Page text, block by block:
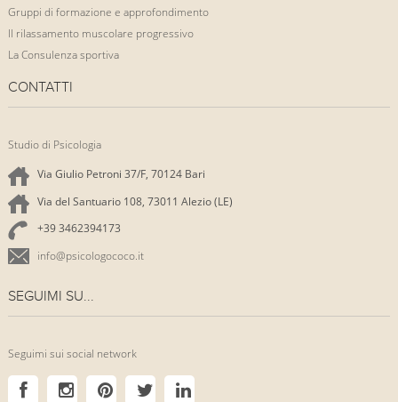
Gruppi di formazione e approfondimento
Il rilassamento muscolare progressivo
La Consulenza sportiva
CONTATTI
Studio di Psicologia
Via Giulio Petroni 37/F, 70124 Bari
Via del Santuario 108, 73011 Alezio (LE)
+39 3462394173
info@psicologococo.it
SEGUIMI SU...
Seguimi sui social network